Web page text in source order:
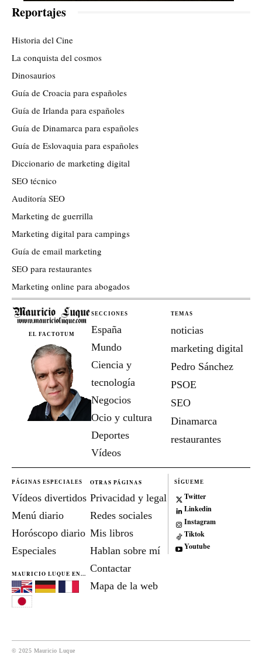
Reportajes
Historia del Cine
La conquista del cosmos
Dinosaurios
Guía de Croacia para españoles
Guía de Irlanda para españoles
Guía de Dinamarca para españoles
Guía de Eslovaquia para españoles
Diccionario de marketing digital
SEO técnico
Auditoría SEO
Marketing de guerrilla
Marketing digital para campings
Guía de email marketing
SEO para restaurantes
Marketing online para abogados
EL FACTOTUM
SECCIONES
España
Mundo
Ciencia y
tecnología
Negocios
Ocio y cultura
Deportes
Vídeos
TEMAS
noticias
marketing digital
Pedro Sánchez
PSOE
SEO
Dinamarca
restaurantes
PÁGINAS ESPECIALES
Vídeos divertidos
Menú diario
Horóscopo diario
Especiales
MAURICIO LUQUE EN...
OTRAS PÁGINAS
Privacidad y legal
Redes sociales
Mis libros
Hablan sobre mí
Contactar
Mapa de la web
SÍGUEME
Twitter
Linkedin
Instagram
Tiktok
Youtube
© 2025 Mauricio Luque